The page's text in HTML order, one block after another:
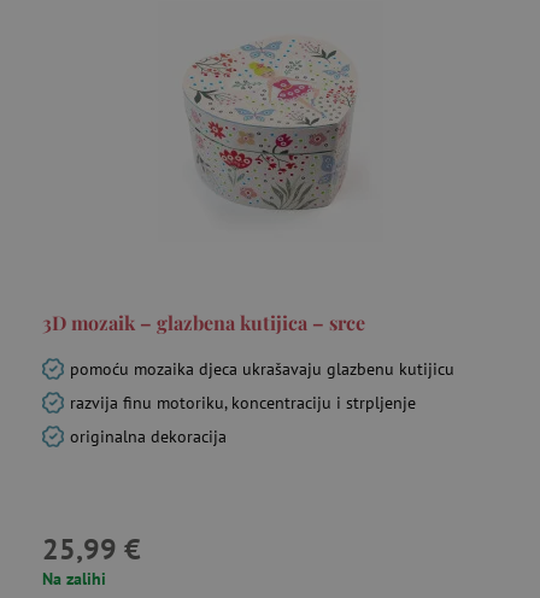
3D mozaik – glazbena kutijica – srce
pomoću mozaika djeca ukrašavaju glazbenu kutijicu
razvija finu motoriku, koncentraciju i strpljenje
originalna dekoracija
25,99 €
Na zalihi